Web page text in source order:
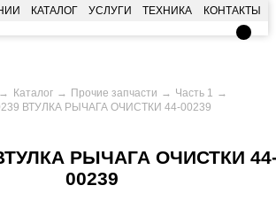
КАТАЛОГ УСЛУГИ ТЕХНИКА КОНТАКТЫ
Каталог Прочие запчасти
Часть 1
ВТУЛКА РЫЧАГА ОЧИСТКИ 44-00239
РЫЧАГА ОЧИСТКИ
00239